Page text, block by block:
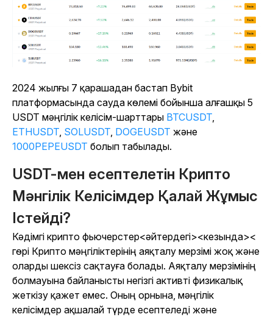
2024 жылғы 7 қарашадан бастап Bybit
платформасында сауда көлемі бойынша алғашқы 5
USDT мәңгілік келісім-шарттары BTCUSDT
ETHUSDT SOLUSDT DOGEUSDT және
1000PEPEUSDT болып табылады.
USDT-мен есептелетін Крипто
Мәнгілік Келісімдер Қалай Жұмыс
Істейді?
Кәдімгі крипто фьючерстер<әйтердегі><кезында><
гөрі Крипто мәңгіліктерінің аяқталу мерзімі жоқ және
оларды шексіз сақтауға болады. Аяқталу мерзімінің
болмауына байланысты негізгі активті физикалық
жеткізу қажет емес. Оның орнына, мәңгілік
келісімдер ақшалай түрде есептеледі және